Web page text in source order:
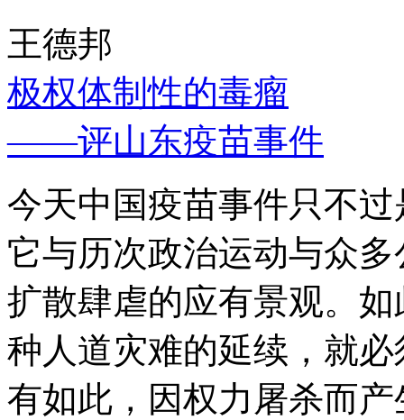
王德邦
极权体制性的毒瘤
——评山东疫苗事件
今天中国疫苗事件只不
它与历次政治运动与众
扩散肆虐的应有景观。
种人道灾难的延续，就
有如此，因权力屠杀而